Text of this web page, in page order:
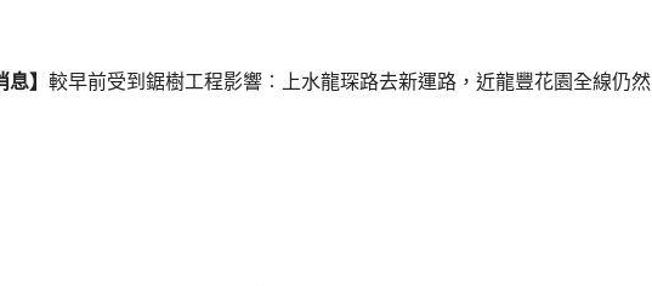
】 較早前受到鋸樹工程影響︰上水龍琛路去新運路，近龍豐花園全線仍然